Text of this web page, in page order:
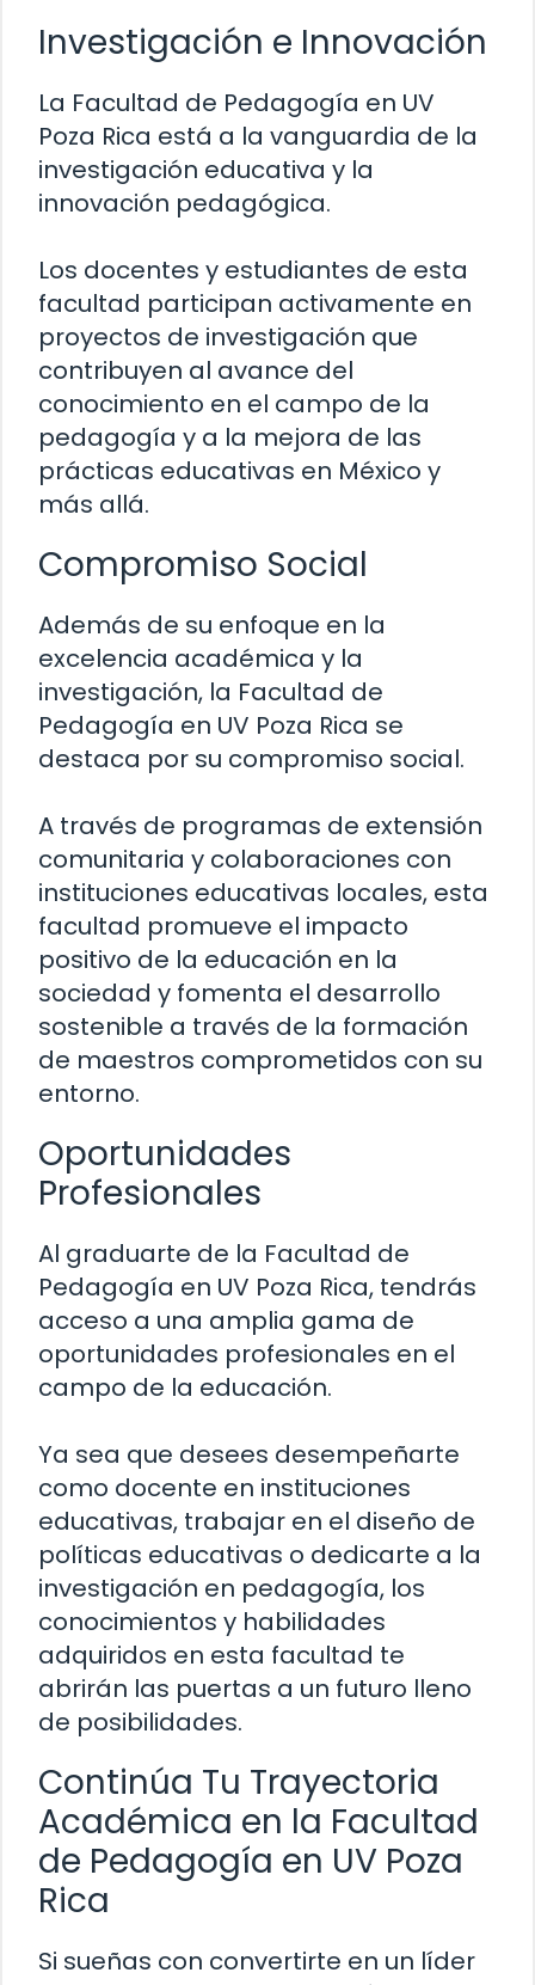
Investigación e Innovación
La Facultad de Pedagogía en UV
Poza Rica está a la vanguardia de la
investigación educativa y la
innovación pedagógica.
Los docentes y estudiantes de esta
facultad participan activamente en
proyectos de investigación que
contribuyen al avance del
conocimiento en el campo de la
pedagogía y a la mejora de las
prácticas educativas en México y
más allá.
Compromiso Social
Además de su enfoque en la
excelencia académica y la
investigación, la Facultad de
Pedagogía en UV Poza Rica se
destaca por su compromiso social.
A través de programas de extensión
comunitaria y colaboraciones con
instituciones educativas locales, esta
facultad promueve el impacto
positivo de la educación en la
sociedad y fomenta el desarrollo
sostenible a través de la formación
de maestros comprometidos con su
entorno.
Oportunidades
Profesionales
Al graduarte de la Facultad de
Pedagogía en UV Poza Rica, tendrás
acceso a una amplia gama de
oportunidades profesionales en el
campo de la educación.
Ya sea que desees desempeñarte
como docente en instituciones
educativas, trabajar en el diseño de
políticas educativas o dedicarte a la
investigación en pedagogía, los
conocimientos y habilidades
adquiridos en esta facultad te
abrirán las puertas a un futuro lleno
de posibilidades.
Continúa Tu Trayectoria
Académica en la Facultad
de Pedagogía en UV Poza
Rica
Si sueñas con convertirte en un líder